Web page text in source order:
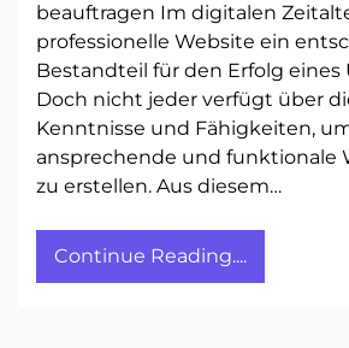
beauftragen Im digitalen
professionelle Website ein
Bestandteil für den Erfolg
Doch nicht jeder verfügt über
Kenntnisse und Fähigkeiten,
ansprechende und funktionale
zu erstellen. Aus diesem…
Continue Reading....